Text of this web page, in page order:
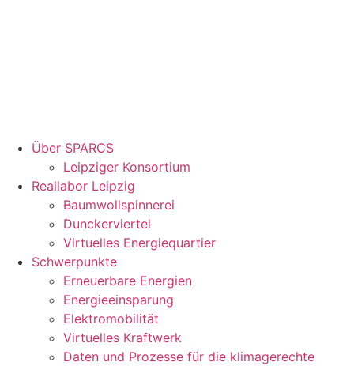
Über SPARCS
Leipziger Konsortium
Reallabor Leipzig
Baumwollspinnerei
Dunckerviertel
Virtuelles Energiequartier
Schwerpunkte
Erneuerbare Energien
Energieeinsparung
Elektromobilität
Virtuelles Kraftwerk
Daten und Prozesse für die klimagerechte